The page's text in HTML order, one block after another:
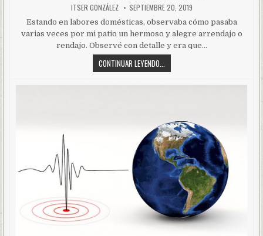
ITSER GONZÁLEZ SEPTIEMBRE 20, 2019
Estando en labores domésticas, observaba cómo pasaba
varias veces por mi patio un hermoso y alegre arrendajo o
rendajo. Observé con detalle y era que…
CONTINUAR LEYENDO...